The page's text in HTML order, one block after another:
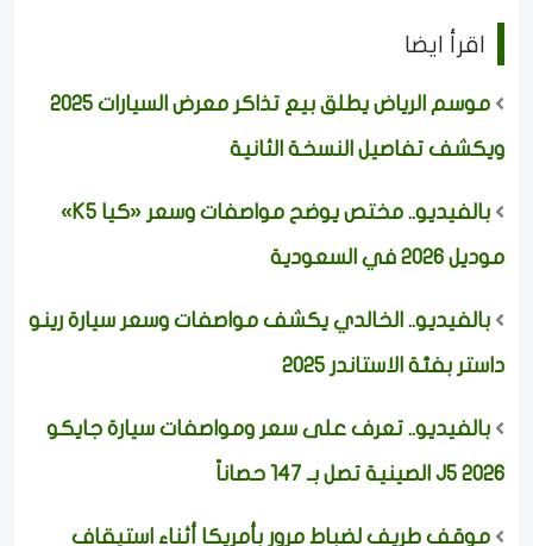
اقرأ ايضا
موسم الرياض يطلق بيع تذاكر معرض السيارات 2025
ويكشف تفاصيل النسخة الثانية
بالفيديو.. مختص يوضح مواصفات وسعر «كيا K5»
موديل 2026 في السعودية
بالفيديو.. الخالدي يكشف مواصفات وسعر سيارة رينو
داستر بفئة الاستاندر 2025
بالفيديو.. تعرف على سعر ومواصفات سيارة جايكو
J5 2026 الصينية تصل بـ 147 حصاناً
موقف طريف لضباط مرور بأمريكا أثناء استيقاف